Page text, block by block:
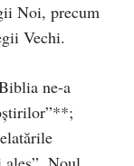
Noi, precum
Vechi.
ne-a